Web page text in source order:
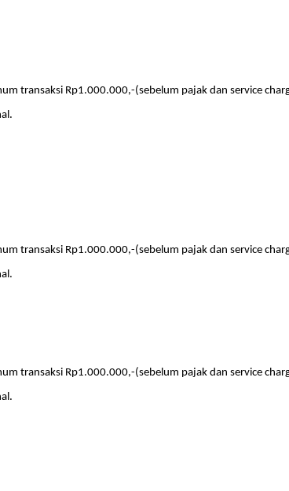
transaksi Rp1.000.000,-(sebelum pajak dan service
transaksi Rp1.000.000,-(sebelum pajak dan service
transaksi Rp1.000.000,-(sebelum pajak dan service